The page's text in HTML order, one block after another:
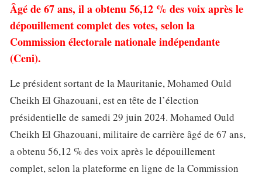
Âgé de 67 ans, il a obtenu 56,12 % des voix après le
dépouillement complet des votes, selon la
Commission électorale nationale indépendante
(Ceni).
Le président sortant de la Mauritanie, Mohamed Ould
Cheikh El Ghazouani, est en tête de l’élection
présidentielle de samedi 29 juin 2024. Mohamed Ould
Cheikh El Ghazouani, militaire de carrière âgé de 67 ans,
a obtenu 56,12 % des voix après le dépouillement
complet, selon la plateforme en ligne de la Commission